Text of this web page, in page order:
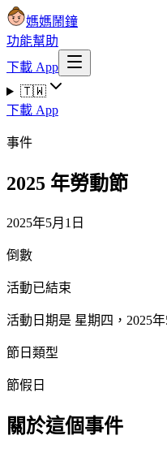
媽媽鬧鐘
功能幫助
下載 App
🇹🇼
下載 App
事件
2025 年勞動節
2025年5月1日
倒數
活動已結束
活動日期是 星期四，2025年
節日類型
節假日
關於這個事件